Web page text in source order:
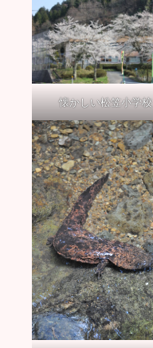
懐かしい松笠小学校